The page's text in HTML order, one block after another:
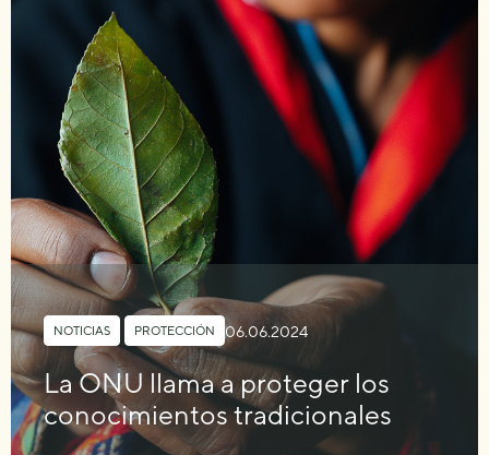
NOTICIAS PROTECCIÓN 06.06.2024
La ONU llama a proteger los
conocimientos tradicionales